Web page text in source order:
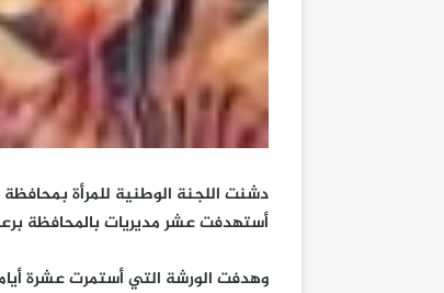
دشنت اللجنة الوطنية للمرأة
أستهدفت عشر مديريات بالمحافظة